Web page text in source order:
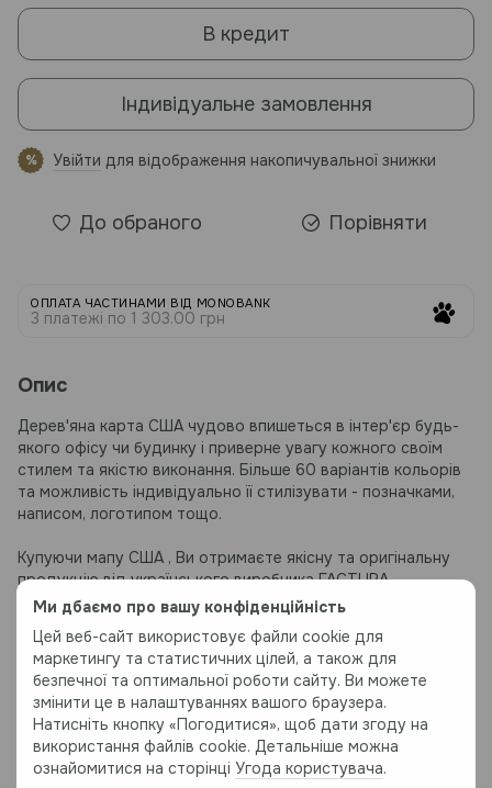
Ми дбаємо про вашу конфіденційність
Цей веб-сайт використовує файли cookie для
маркетингу та статистичних цілей, а також для
безпечної та оптимальної роботи сайту. Ви можете
змінити це в налаштуваннях вашого браузера.
Натисніть кнопку «Погодитися», щоб дати згоду на
використання файлів cookie. Детальніше можна
ознайомитися на сторінці Угода користувача.
В кредит
Індивідуальне замовлення
% Увійти для відображення накопичувальної знижки
До обраного Порівняти
ОПЛАТА ЧАСТИНАМИ ВІД MONOBANK
3 платежі по 1 303.00 грн
Опис
Дерев'яна карта США чудово впишеться в інтер'єр будь-
якого офісу чи будинку і приверне увагу кожного своїм
стилем та якістю виконання. Більше 60 варіантів кольорів
та можливість індивідуально її стилізувати - позначками,
написом, логотипом тощо.
Купуючи мапу США , Ви отримаєте якісну та оригінальну
продукцію від українського виробника FACTURA.
1. Фрагменти мапи;
2. Інструкція:
Матеріал:
Високоякісний березовий шпон
Прозорий акрил 3-5 мм товщиною